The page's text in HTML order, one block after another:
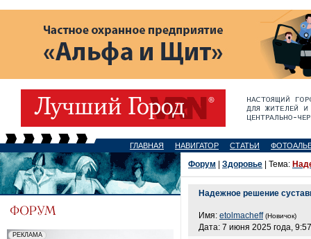
ГЛАВНАЯ НАВИГАТОР СТАТЬИ
Форум Здоровье | Тема:
Надежное решение
Имя: etolmacheff (Новичок)
Дата: 7 июня 2025 года, 9:57